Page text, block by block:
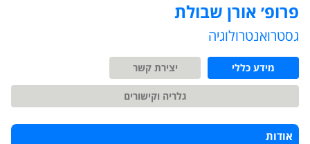
פרופ׳ אורן שבולת
גסטרואנטרולוגיה
מידע כללי יצירת קשר
גלריה וקישורים
אודות